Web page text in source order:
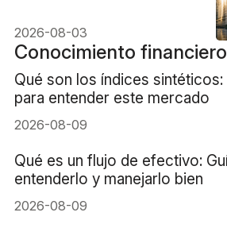
acciones subieron?
2026-08-03
Conocimiento financiero
Qué son los índices
para entender este mercado
2026-08-09
Qué es un flujo de efectivo:
entenderlo y manejarlo bien
2026-08-09